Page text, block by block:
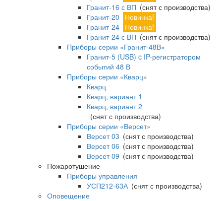
Гранит-16 с ВП (снят с производства)
Гранит-20
Новинка!
Гранит-24 Новинка!
Гранит-24 с ВП (снят с производства)
Приборы серии «Гранит-48В»
Гранит-5 (USB) c IP-регистратором
событий 48 В
Приборы серии «Кварц»
Кварц
Кварц, вариант 1
Кварц, вариант 2
(снят с производства)
Приборы серии «Версет»
Версет 03 (снят с производства)
Версет 06 (снят с производства)
Версет 09 (снят с производства)
Пожаротушение
Приборы управления
УСП212-63А(снят с производства)
Оповещение